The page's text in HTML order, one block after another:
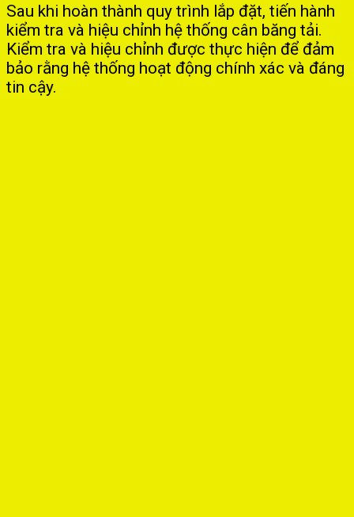
Sau khi hoàn thành quy trình lắp đặt, tiến hành
kiểm tra và hiệu chỉnh hệ thống cân băng tải.
Kiểm tra và hiệu chỉnh được thực hiện để đảm
bảo rằng hệ thống hoạt động chính xác và đáng
tin cậy.